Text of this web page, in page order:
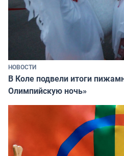
НОВОСТИ
В Коле подвели итоги
Олимпийскую ночь»